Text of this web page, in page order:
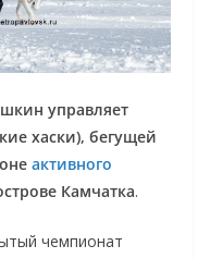
управляет
хаски), бегущей
активного
Камчатка.
чемпионат